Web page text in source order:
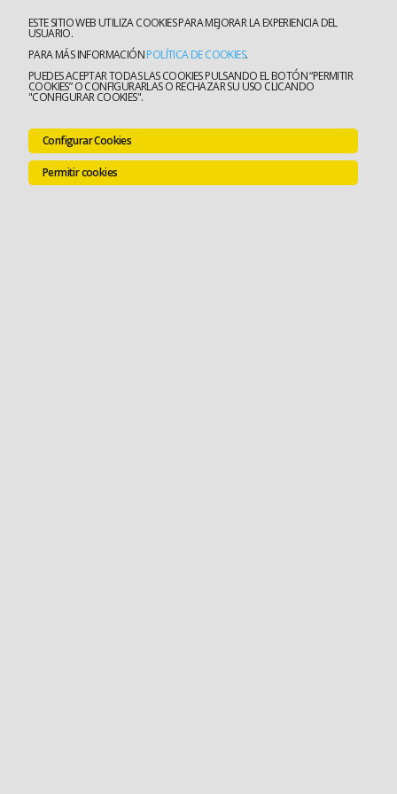
ESTE SITIO WEB UTILIZA COOKIES PARA MEJORAR LA EXPERIENCIA DEL
USUARIO.
PARA MÁS INFORMACIÓNPOLÍTICA DE COOKIES.
PUEDES ACEPTAR TODAS LAS COOKIES PULSANDO EL BOTÓN “PERMITIR
COOKIES” O CONFIGURARLAS O RECHAZAR SU USO CLICANDO
"CONFIGURAR COOKIES".
Configurar Cookies
Permitir cookies